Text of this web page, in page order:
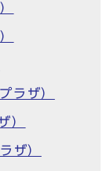
ラザ）
）
ザ）